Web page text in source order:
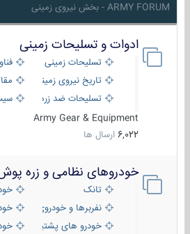
ARMY FORUM - بخش نیروی زمینی
ادوات و تسلیحات زمینی
تسلیحات زمینی
تاریخ نیروی زمینی
تسلیحات ضد زره
Army Gear & Equipment
6,022 ارسال ها
خودروهای نظامی و زره پوش
تانک
نفربرها و خودروی های رزمی
خودرو های پشتیبانی آتش ،